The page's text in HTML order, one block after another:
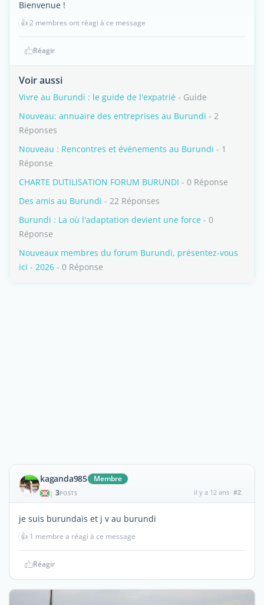
Bienvenue !
👍2 membres ont réagi à ce message
Réagir
Voir aussi
Vivre au Burundi : le guide de l'expatrié - Guide
Nouveau: annuaire des entreprises au Burundi - 2
Réponses
Nouveau : Rencontres et événements au Burundi - 1
Réponse
CHARTE DUTILISATION FORUM BURUNDI - 0 Réponse
Des amis au Burundi - 22 Réponses
Burundi : La où l'adaptation devient une force - 0
Réponse
Nouveaux membres du forum Burundi, présentez-vous
ici - 2026 - 0 Réponse
kaganda985 Membre
| 3POSTS il y a 12 ans #2
je suis burundais et j v au burundi
👍 1 membre a réagi à ce message
Réagir